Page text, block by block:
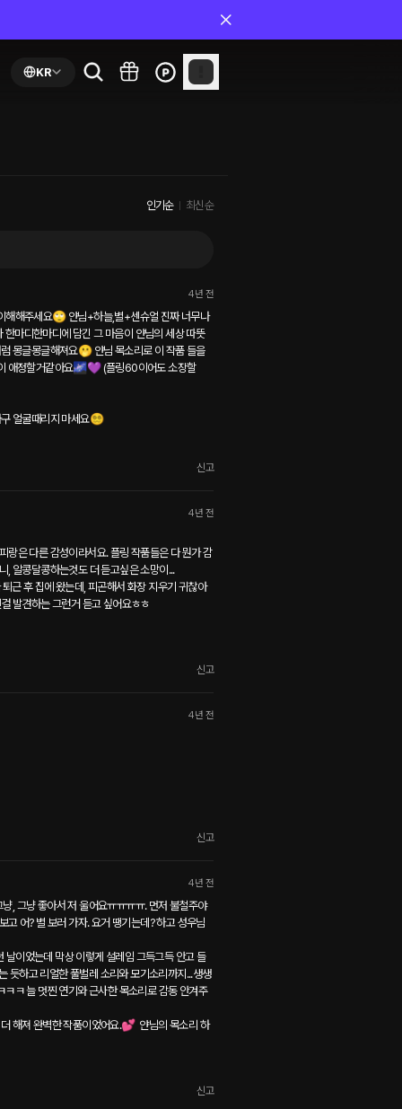
KR
인기순 최신순
4년 전
해해주세요🙄 얀님+하늘,별+센슈얼 진짜 너무나
마디한마디에 담긴 그 마음이 얀님의 세상 따뜻
몽글몽글해져요🫢 얀님 목소리로 이 작품 들을
애정할거같아요🌌💜 (플링60이어도 소장할
얼굴때리지 마세요😵‍💫
신고
4년 전
랑은 다른 감성이라서요. 플링 작품들은 다 뭔가 감
, 알콩달콩하는것도 더 듣고싶은 소망이...
발견하는 그런거 듣고 싶어요ㅎㅎ
신고
4년 전
신고
4년 전
그냥 좋아서 저 울어요ㅠㅠㅠㅠ. 먼저 불철주야
고 어? 별 보러 가자. 요거 땡기는데? 하고 성우님
이었는데 막상 이렇게 설레임 그득그득 안고 들
듯하고 리얼한 풀벌레 소리와 모기소리까지...생생
ㅋ 늘 멋찐 연기와 근사한 목소리로 감동 안겨주
해져 완벽한 작품이었어요.💕  얀님의 목소리 하
신고